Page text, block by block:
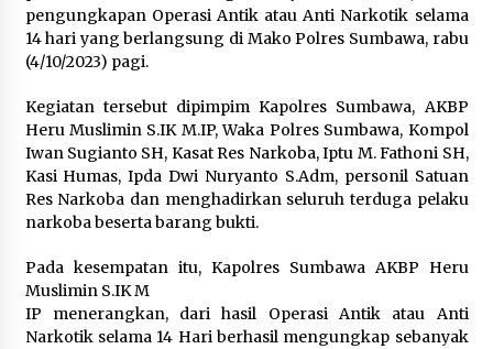
Teknologi” Kemendiktisaintek
2 hari ago
Publik di Lingkup Pemkab Sumbawa
3 hari ago
Bupati H. Jarot Dorong Inovasi Pelayanan
Publik, Empat Proyek Perubahan PKN II Resmi
Diluncurkan
Jasa Raharja Serahkan Santunan kepada Ahli
Waris Korban Kebakaran KM Mutiara Sentosa II
3 hari ago
pengungkapan Operasi Antik atau Anti Narkotik selama
14 hari yang berlangsung di Mako Polres Sumbawa, rabu
(4/10/2023) pagi.
Kegiatan tersebut dipimpim Kapolres Sumbawa, AKBP
Heru Muslimin S.IK M.IP, Waka Polres Sumbawa, Kompol
Iwan Sugianto SH, Kasat Res Narkoba, Iptu M. Fathoni SH,
Kasi Humas, Ipda Dwi Nuryanto S.Adm, personil Satuan
Res Narkoba dan menghadirkan seluruh terduga pelaku
narkoba beserta barang bukti.
Pada kesempatan itu, Kapolres Sumbawa AKBP Heru
Muslimin S.IK M
IP menerangkan, dari hasil Operasi Antik atau Anti
Narkotik selama 14 Hari berhasil mengungkap sebanyak